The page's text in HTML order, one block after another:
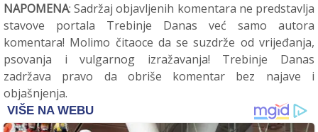
NAPOMENA: Sadržaj objavljenih komentara ne predstavlja
stavove portala Trebinje Danas već samo autora
komentara! Molimo čitaoce da se suzdrže od vrijeđanja,
psovanja i vulgarnog izražavanja! Trebinje Danas
zadržava pravo da obriše komentar bez najave i
objašnjenja.